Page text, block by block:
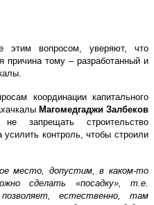
этим вопросом, уверяют, что
причина тому – разработанный и
координации капитального
Магомедгаджи Залбеков
запрещать строительство
контроль, чтобы строили
место, допустим, в каком-то
сделать «посадку», т.е.
естественно, там